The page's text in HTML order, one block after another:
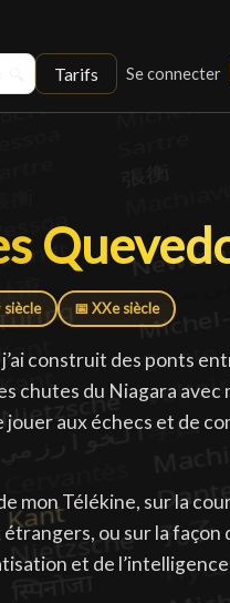
Tarifs Se connecter
siècle 📅 XXe siècle
construit des ponts
chutes du Niagara avec
aux échecs et de
mon Télékine, sur la
ou sur la façon
et de